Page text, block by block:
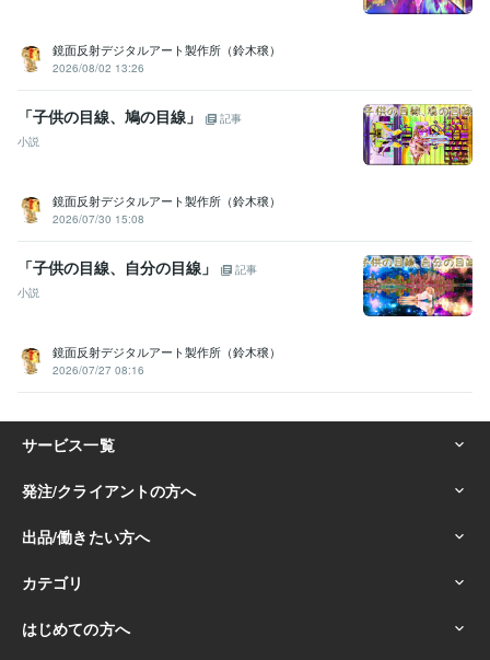
鏡面反射デジタルアート製作所（鈴木穣）
2026/08/02 13:26
「子供の目線、鳩の目線」
記事
小説
鏡面反射デジタルアート製作所（鈴木穣）
2026/07/30 15:08
「子供の目線、自分の目線」
記事
小説
鏡面反射デジタルアート製作所（鈴木穣）
2026/07/27 08:16